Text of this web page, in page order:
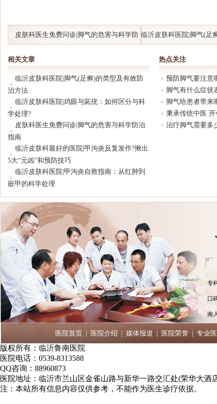
皮肤科医生免费问诊|脚气的危害与科学防
治指南
临沂皮肤科医院|脚气(足
防治方法
相关文章
临沂皮肤科医院|脚气(足癣)的类型及有效防
治方法
临沂皮肤科医院|鸡眼与跖疣：如何区分与科
学处理?
皮肤科医生免费问诊|脚气的危害与科学防治
指南
临沂皮肤科最好的医院|甲沟炎反复发作?揪出
5大“元凶”和预防技巧
临沂皮肤科医院|甲沟炎自救指南：从红肿到
嵌甲的科学处理
热点关注
预防脚气要注意
脚气有什么症状
脚气给患者带来
秉承传统中医
治疗脚气需要多
专
口
南
医院首页 | 医院介绍 媒体报道 医院荣誉 专业
版权所有：临沂鲁南医院
医院电话：0539-8313588
QQ咨询：88960873
医院地址：临沂市兰山区金雀山路与新华一路交汇处(荣华大酒
注：本站所有信息内容仅供参考，不能作为医生诊疗依据。